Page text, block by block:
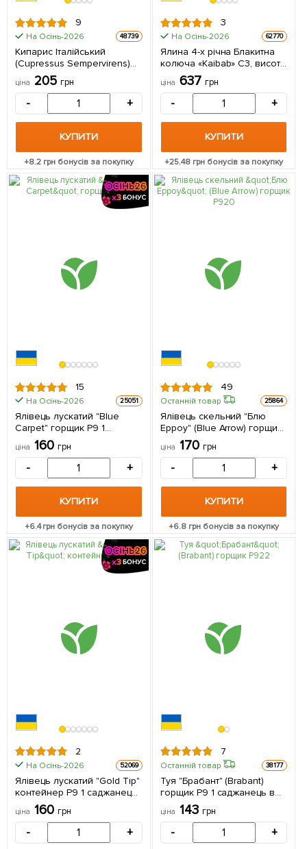
9
На Осінь-2026 48739
Кипарис Італійський
(Cupressus Sempervirens)
контейнер Р9 1 шт в
упаковці
ціна 205 грн
- +
КУПИТИ
+8.2 грн бонусів за покупку
3
На Осінь-2026 62770
Ялина 4-х річна Блакитна
колюча «Kaibab» C3, висота
35-45см 1 саджанець в
упаковці
ціна 637 грн
- +
КУПИТИ
+25.48 грн бонусів за покупку
15
На Осінь-2026 25051
Ялівець лускатий "Blue
Carpet" горщик Р9 1
саджанець в упаковці
ціна 160 грн
- +
КУПИТИ
+6.4грн бонусів за покупку
49
Останній товар 25864
Ялівець скельний "Блю
Ерроу" (Blue Arrow) горщик
P9 1 саджанець в упаковці
ціна 170 грн
- +
КУПИТИ
+6.8 грн бонусів за покупку
2
На Осінь-2026 52069
Ялівець лускатий "Gold Tip"
контейнер P9 1 саджанець
в упаковці
ціна 160 грн
- +
7
Останній товар 38177
Туя "Брабант" (Brabant)
горщик P9 1 саджанець в
упаковці
ціна 143 грн
- +